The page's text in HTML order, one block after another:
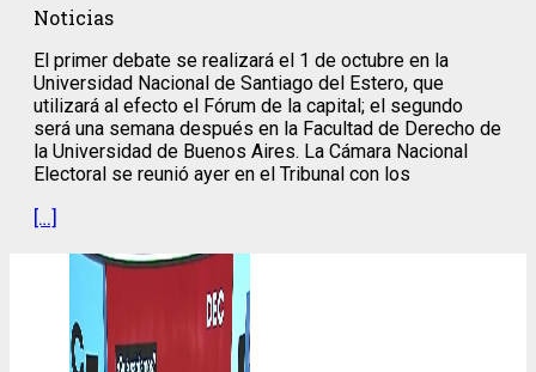
Noticias
El primer debate se realizará el 1 de octubre en la
Universidad Nacional de Santiago del Estero, que
utilizará al efecto el Fórum de la capital; el segundo
será una semana después en la Facultad de Derecho de
la Universidad de Buenos Aires. La Cámara Nacional
Electoral se reunió ayer en el Tribunal con los
[…]